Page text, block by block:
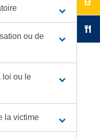
ou de
loi ou le
la victime